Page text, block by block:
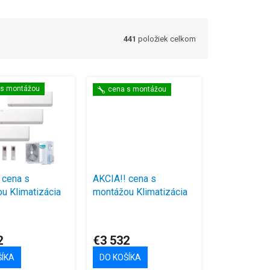
441 položiek celkom
montážou
s
Klimatizácia
cena s montážou
AKCIA!! cena s
montážou Klimatizácia
HB35XU0AG))
€3 532
DO KOŠÍKA